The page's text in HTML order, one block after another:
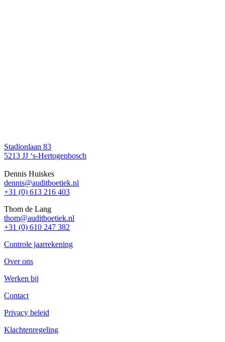
Stadionlaan 83
5213 JJ ‘s-Hertogenbosch
Dennis Huiskes
dennis@auditboetiek.nl
+31 (0) 613 216 403
Thom de Lang
thom@auditboetiek.nl
+31 (0) 610 247 382
Controle jaarrekening
Over ons
Werken bij
Contact
Privacy beleid
Klachtenregeling